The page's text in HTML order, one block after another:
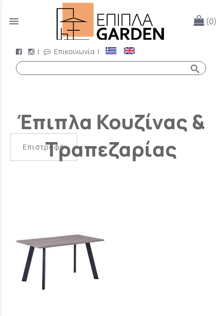
menu (0)
| Επικοινωνία |
search
Έπιπλα Κουζίνας &
Τραπεζαρίας
Επιστροφή